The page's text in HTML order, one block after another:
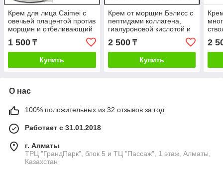
Крем для лица Caimei с
овечьей плацентой против
морщин и отбеливающий
1 500 ₸
Купить
Крем от морщин Бэлисс с
пептидами коллагена,
гиалуроновой кислотой и
глицерином
2 500₸
Купить
алоэ
2
О нас
100% положительных из 32 отзывов за год
Работает с 31.01.2018
г. Алматы
ТРЦ "ГрандПарк", блок 5 и ТЦ "Пассаж", 1 этаж, Алматы,
Казахстан